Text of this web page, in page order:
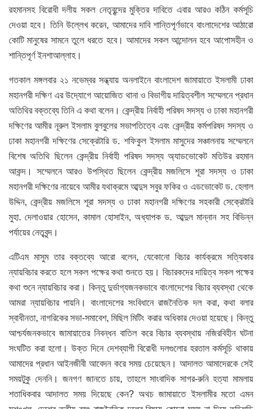
রহমানসহ বিরোধী দলীয় সকল নেতৃবৃন্দের মুক্তির দাবিতে এবার আরও কঠিন কর্মসূচি
দেওয়া হবে। তিনি উল্লেখ করেন, আমাদের দাবি শান্তিপূর্ণভাবে বাংলাদেশের আঠারো
কোটি মানুষের সামনে তুলে ধরতে হবে। আমাদের সকল আন্দোলন হবে আপোসহীন ও
শান্তিপূর্ণ ইনশাআল্লাহ।
গতকাল মঙ্গলবার ২১ নভেম্বর সন্ধ্যায় অনলাইনে বাংলাদেশ জামায়াতে ইসলামী ঢাকা
মহানগরী দক্ষিণ এর উদ্যোগে আয়োজিত থানা ও বিভাগীয় দায়িত্বশীল সম্মেলনে প্রধান
অতিথির বক্তব্যে তিনি এ কথা বলেন। কেন্দ্রীয় নির্বাহী পরিষদ সদস্য ও ঢাকা মহানগরী
দক্ষিণের আমীর নূরুল ইসলাম বুলবুলের সভাপতিত্বে এবং কেন্দ্রীয় কর্মপরিষদ সদস্য ও
ঢাকা মহানগরী দক্ষিণের সেক্রেটারি ড. শফিকুল ইসলাম মাসুদের সঞ্চালনায় সম্মেলনে
বিশেষ অতিথি ছিলেন কেন্দ্রীয় নির্বাহী পরিষদ সদস্য অ্যাডভোকেট মতিউর রহমান
আকন্দ। সম্মেলনে আরও উপস্থিত ছিলেন কেন্দ্রীয় মজলিসে শূরা সদস্য ও ঢাকা
মহানগরী দক্ষিণের নায়েবে আমীর যথাক্রমে আব্দুস সবুর ফকির ও এডভোকেট ড. হেলাল
উদ্দিন, কেন্দ্রীয় মজলিসে শূরা সদস্য ও ঢাকা মহানগরী দক্ষিণের সহকারী সেক্রেটারি
মুহা. দেলাওয়ার হোসেন, কামাল হোসাইন, অধ্যাপক ড. আব্দুল মান্নান সহ বিভিন্ন
পর্যায়ের নেতৃবৃন্দ।
এটিএম মাসুম তার বক্তব্যে আরো বলেন, যেকোনো বিচার কার্যক্রমে সত্যিকার
ন্যায়বিচার করতে হলে সকল পক্ষের কথা শুনতে হয়। বিচারকদের দায়িত্ব সকল পক্ষের
কথা শুনে ন্যায়বিচার করা। কিন্তু দুর্ভাগ্যজনকভাবে বাংলাদেশের বিচার ব্যবস্থা থেকে
আমরা ন্যায়বিচার পায়নি। বাংলাদেশের সংবিধানে রাজনৈতিক দল করা, কথা বলার
স্বাধীনতা, নাগরিকের সভা-সমাবেশ, মিছিল মিটিং করার অধিকার দেওয়া হয়েছে। কিন্তু
আশ্চর্যজনকভাবে জামায়াতের নিবন্ধন বাতিল করে বিচার ব্যবস্থায় নজিরবিহীন ঘটনা
সংঘটিত করা হলো। উক্ত দিনে দেশব্যাপী বিরোধী দলগুলোর হরতাল কর্মসূচি থাকায়
আমাদের প্রধান আইনজীবী আবেদন করে সময় চেয়েছেন। আদালত আমাদেরকে সেই
সময়টুকু দেননি। জনগণ জানতে চায়, তাহলে সাংবাদিক সাগর-রুনি হত্যা মামলায়
শতাধিকবার আদালত সময় দিয়েছে কেন? অথচ জামায়াতে ইসলামীর মতো এমন